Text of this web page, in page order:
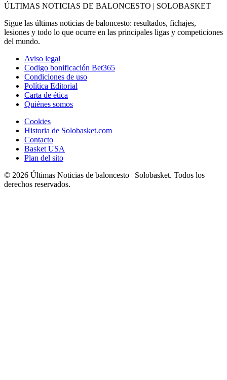
ÚLTIMAS NOTICIAS DE BALONCESTO | SOLOBASKET
Sigue las últimas noticias de baloncesto: resultados, fichajes,
lesiones y todo lo que ocurre en las principales ligas y competiciones
del mundo.
Aviso legal
Codigo bonificación Bet365
Condiciones de uso
Política Editorial
Carta de ética
Quiénes somos
Cookies
Historia de Solobasket.com
Contacto
Basket USA
Plan del sito
© 2026 Últimas Noticias de baloncesto | Solobasket. Todos los
derechos reservados.